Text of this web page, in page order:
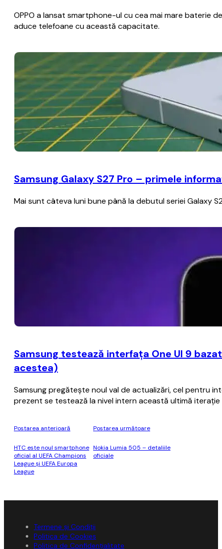
OPPO a lansat smartphone-ul cu cea mai mare baterie
aduce telefoane cu această capacitate.
Samsung Galaxy S27 Pro – primele
Mai sunt câteva luni bune până la debutul seriei Galaxy
Samsung testează interfaţa One UI 9
acestea)
Samsung pregăteşte noul val de actualizări, cel pentru
prezent se testează la nivel intern această ultimă
Postarea anterioară
HTC este noul smartphone
oficial al UEFA Champions
League şi UEFA Europa
League
Postarea următoare
Nokia Lumia 505 – detaliile
oficiale
Termene și Condiții
Politica de Cookies
Politica de Confidențialitate